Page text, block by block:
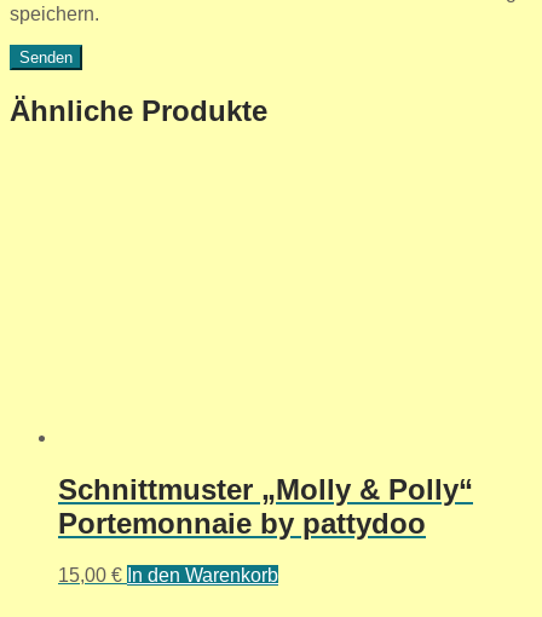
speichern.
Ähnliche Produkte
Schnittmuster „Molly & Polly“
Portemonnaie by pattydoo
15,00 € In den Warenkorb